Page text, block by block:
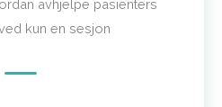
avhjelpe pasienters
kun en sesjon